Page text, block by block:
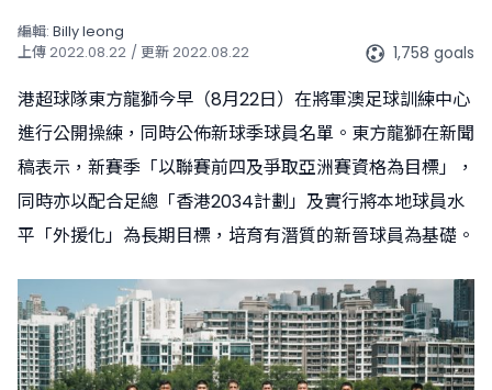
編輯: Billy Ieong
上傳2022.08.22 / 更新2022.08.22 1,758 goals
港超球隊東方龍獅今早（8月22日）在將軍澳足球訓練中心
進行公開操練，同時公佈新球季球員名單。東方龍獅在新聞
稿表示，新賽季「以聯賽前四及爭取亞洲賽資格為目標」，
同時亦以配合足總「香港2034計劃」及實行將本地球員水
平「外援化」為長期目標，培育有潛質的新晉球員為基礎。